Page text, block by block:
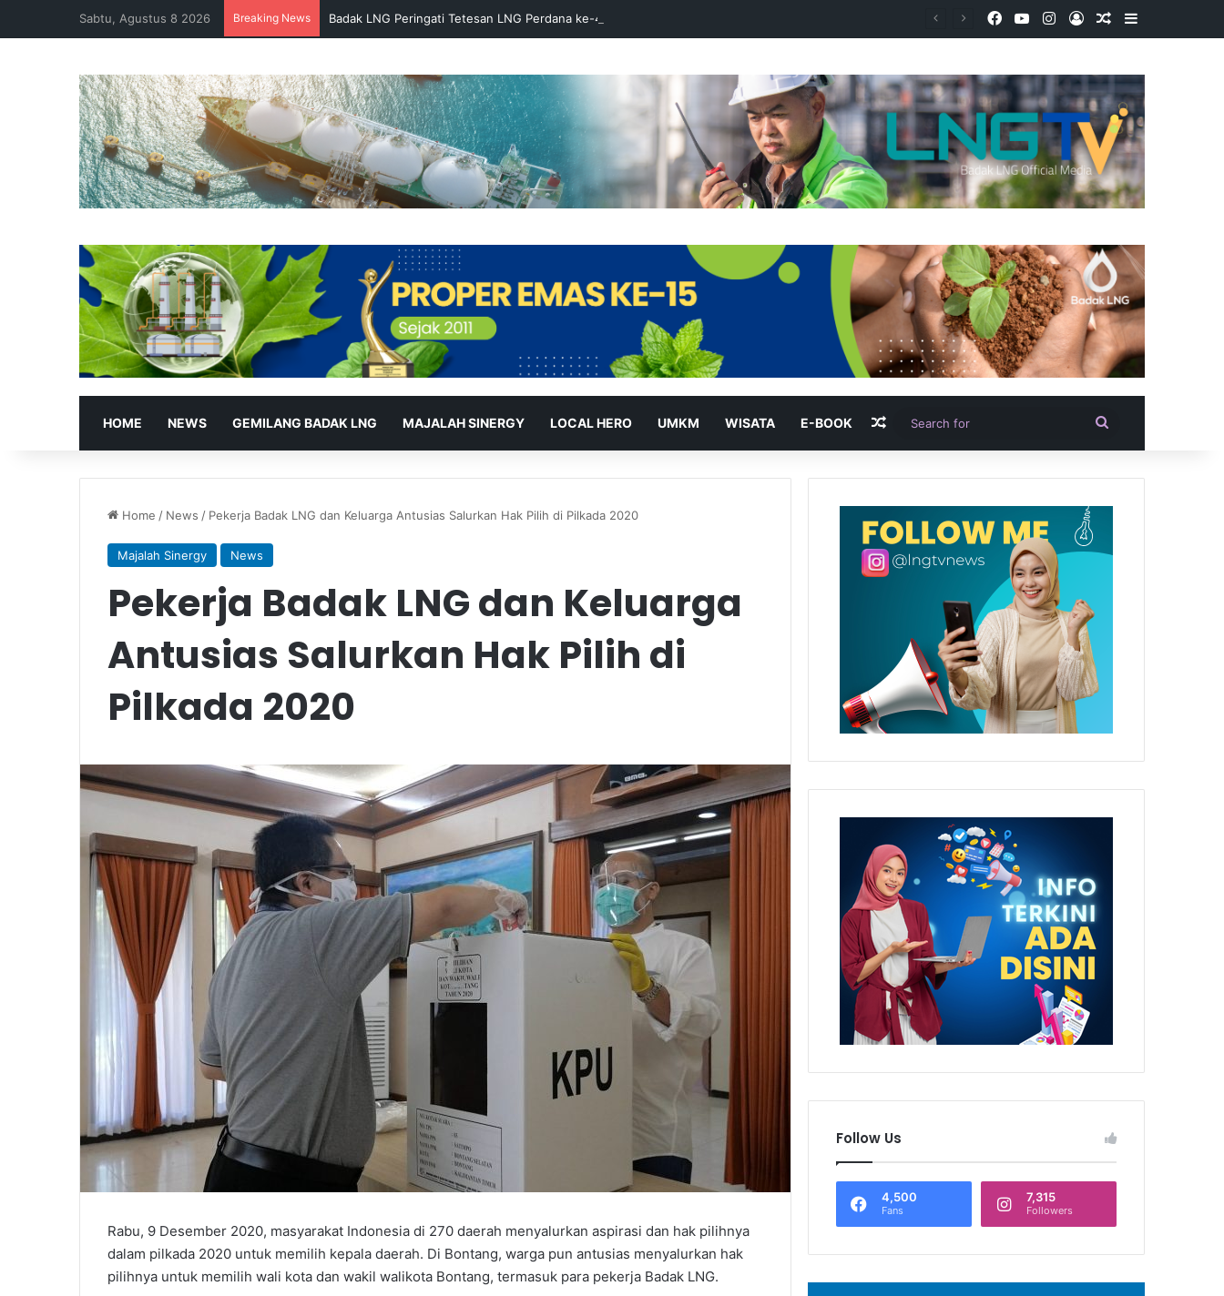
Sabtu, Agustus 8 2026 Breaking News Badak LNG Peringati Tetesan LNG Perdana ke-49 dengan Doa Bersama Facebook
YouTubeInstagram
Log InRandom Article
Sidebar
HOME NEWS GEMILANG BADAK LNG MAJALAH SINERGY LOCAL HERO UMKM WISATA E-BOOK Random Article
for
Home / News / Pekerja Badak LNG dan Keluarga Antusias Salurkan Hak Pilih di Pilkada 2020
Majalah Sinergy News
Pekerja Badak LNG dan Keluarga
Antusias Salurkan Hak Pilih di
Pilkada 2020
Rabu, 9 Desember 2020, masyarakat Indonesia di 270 daerah menyalurkan aspirasi dan hak pilihnya
dalam pilkada 2020 untuk memilih kepala daerah. Di Bontang, warga pun antusias menyalurkan hak
pilihnya untuk memilih wali kota dan wakil walikota Bontang, termasuk para pekerja Badak LNG.
Follow Us
4,500
Fans
7,315
Followers